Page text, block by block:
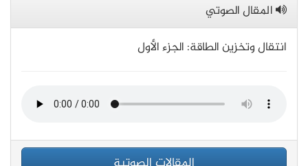
المقال الصوتي
انتقال وتخزين الطاقة: الجزء الأول